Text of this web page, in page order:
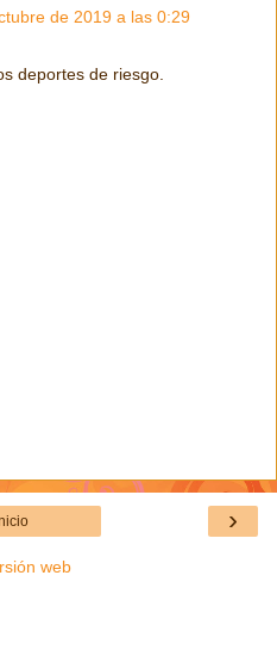
de 2019 a las 0:29
deportes de riesgo.
›
web